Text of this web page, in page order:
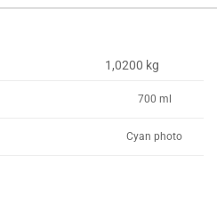
1,0200 kg
700 ml
Cyan photo